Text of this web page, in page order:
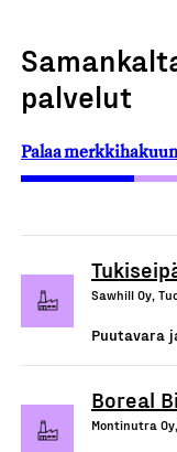
palvelut
Palaa merkkihakuun
Sawhill Oy,
Puutavara
Boreal
Montinutra